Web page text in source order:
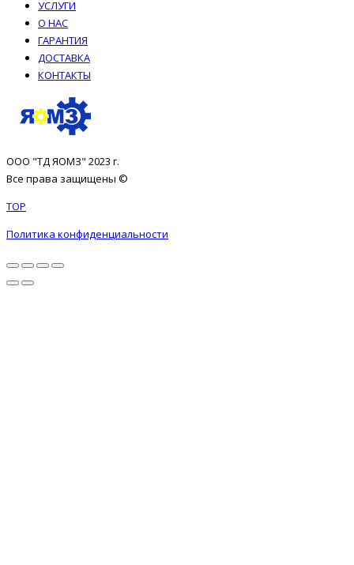
УСЛУГИ
О НАС
ГАРАНТИЯ
ДОСТАВКА
КОНТАКТЫ
ООО "ТД ЯОМЗ" 2023 г.
Все права защищены ©
TOP
Политика конфиденциальности